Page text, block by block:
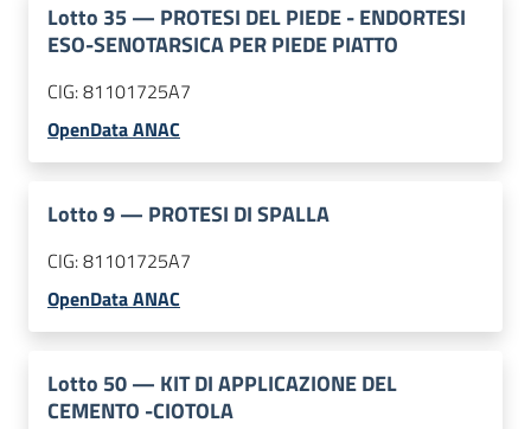
Lotto 35— PROTESI DEL PIEDE - ENDORTESI
ESO-SENOTARSICA PER PIEDE PIATTO
CIG:81101725A7
OpenData ANAC
Lotto9— PROTESI DI SPALLA
CIG:81101725A7
OpenData ANAC
Lotto 50— KIT DI APPLICAZIONE DEL
CEMENTO -CIOTOLA